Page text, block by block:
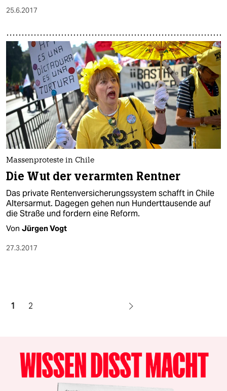
25.6.2017
Massenproteste in Chile
Die Wut der verarmten Rentner
Das private Rentenversicherungssystem schafft in Chile
Altersarmut. Dagegen gehen nun Hunderttausende auf
die Straße und fordern eine Reform.
Von Jürgen Vogt
27.3.2017
1 2